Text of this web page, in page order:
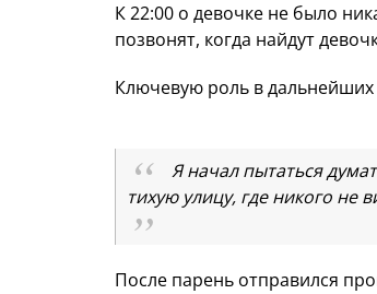
К 22:00 о девочке не было
позвонят, когда найдут
Ключевую роль в
Я начал пытаться
тихую улицу, где никого не
После парень отправился